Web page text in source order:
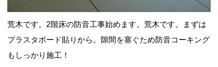
荒木です。2階床の防音工事始めます。荒木です。まずは
プラスタボード貼りから。隙間を塞ぐため防音コーキング
もしっかり施工！